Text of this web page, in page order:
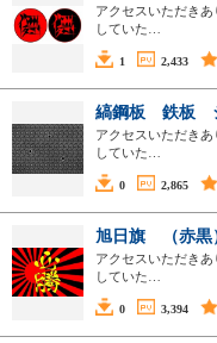
アクセスいただき
していた…
1 2,433
縞鋼板 鉄板
アクセスいただき
していた…
0 2,865
旭日旗 （赤
アクセスいただき
していた…
0 3,394